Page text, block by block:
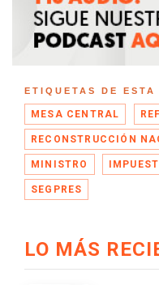
ETIQUETAS DE ESTA
MESA CENTRAL
RECONSTRUCCIÓN
MINISTRO
SEGPRES
LO MÁS